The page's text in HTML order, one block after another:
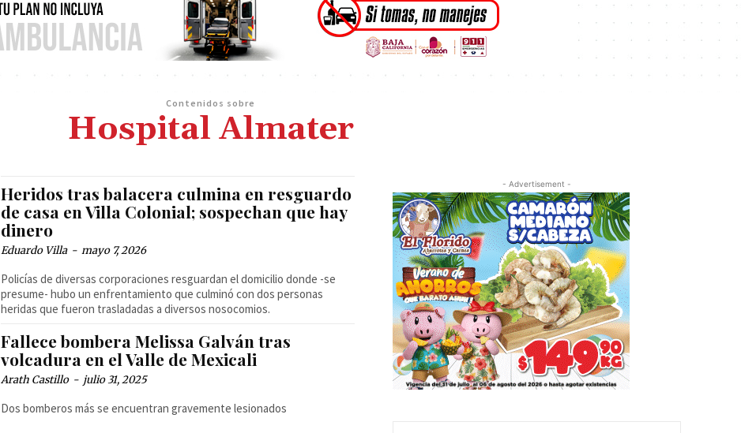
Contenidos sobre
Hospital Almater
Heridos tras balacera culmina en resguardo
de casa en Villa Colonial; sospechan que hay
dinero
Eduardo Villa - mayo 7, 2026
Policías de diversas corporaciones resguardan el domicilio donde -se
presume- hubo un enfrentamiento que culminó con dos personas
heridas que fueron trasladadas a diversos nosocomios.
Fallece bombera Melissa Galván tras
volcadura en el Valle de Mexicali
Arath Castillo - julio 31, 2025
Dos bomberos más se encuentran gravemente lesionados
- Advertisement -